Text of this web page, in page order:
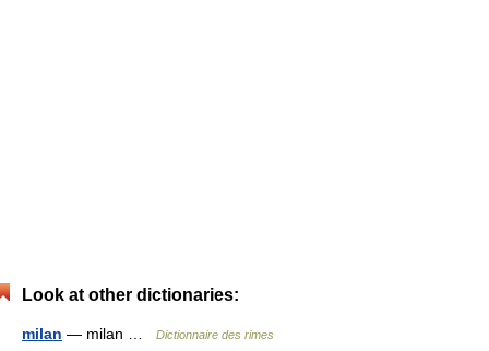
Look at other dictionaries:
milan — milan … Dictionnaire des rimes